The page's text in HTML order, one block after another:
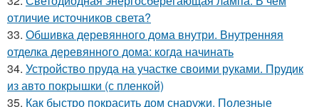
отличие источников света?
33. Обшивка деревянного дома внутри. Внутренняя
отделка деревянного дома: когда начинать
34. Устройство пруда на участке своими руками. Прудик
из авто покрышки (с пленкой)
35. Как быстро покрасить дом снаружи. Полезные